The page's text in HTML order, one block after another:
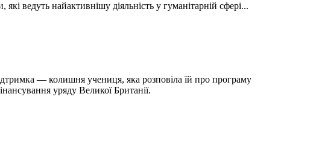
ведуть найактивнішу діяльність у гуманітарній сфері...
— колишня учениця, яка розповіла їй про програму
уряду Великої Британії.